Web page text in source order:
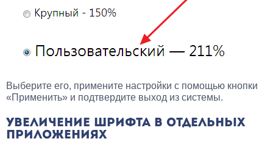
Выберите его, примените настройки с помощью кнопки
«Применить» и подтвердите выход из системы.
УВЕЛИЧЕНИЕ ШРИФТА В ОТДЕЛЬНЫХ
ПРИЛОЖЕНИЯХ